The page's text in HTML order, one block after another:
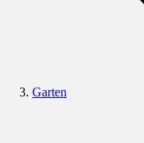
Garten